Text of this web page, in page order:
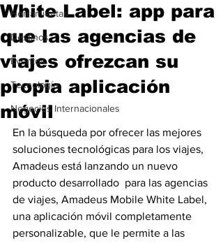
Herramientas
Destinos
Eventos
Tecnología
Negocios Internacionales
White Label: app para
que las agencias de
viajes ofrezcan su
propia aplicación
móvil
En la búsqueda por ofrecer las mejores
soluciones tecnológicas para los viajes,
Amadeus está lanzando un nuevo
producto desarrollado  para las agencias
de viajes, Amadeus Mobile White Label,
una aplicación móvil completamente
personalizable, que le permite a las